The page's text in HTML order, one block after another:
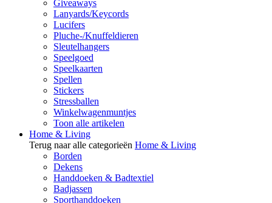
Giveaways
Lanyards/Keycords
Lucifers
Pluche-/Knuffeldieren
Sleutelhangers
Speelgoed
Speelkaarten
Spellen
Stickers
Stressballen
Winkelwagenmuntjes
Toon alle artikelen
Home & Living
Terug naar alle categorieën Home & Living
Borden
Dekens
Handdoeken & Badtextiel
Badjassen
Sporthanddoeken